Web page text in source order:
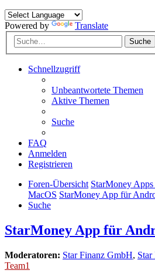
Powered by Translate
Suche
Schnellzugriff
Unbeantwortete Themen
Aktive Themen
Suche
FAQ
Anmelden
Registrieren
Foren-Übersicht StarMoney
MacOS StarMoney App für
Suche
StarMoney App für
Moderatoren: Star Finanz GmbH, Star
Team1